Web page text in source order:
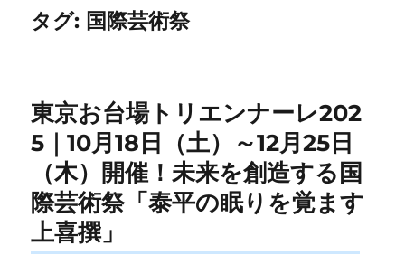
タグ: 国際芸術祭
東京お台場トリエンナーレ202
5｜10月18日（土）～12月25日
（木）開催！未来を創造する国
際芸術祭「泰平の眠りを覚ます
上喜撰」